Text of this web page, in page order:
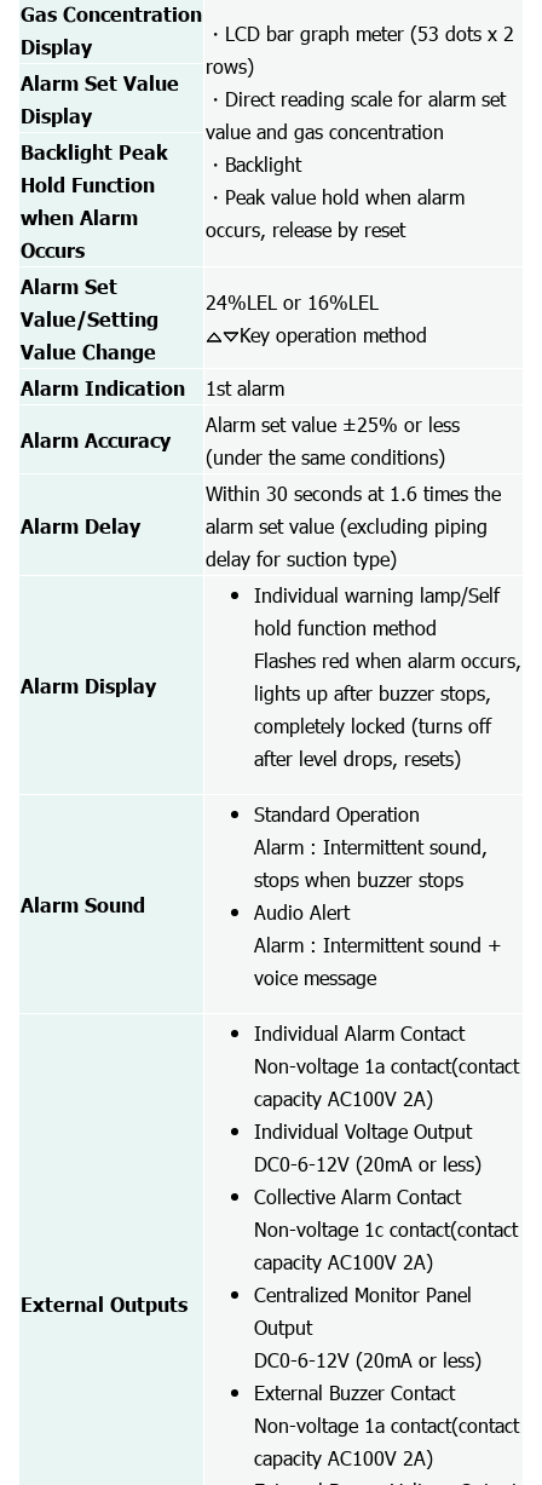
Gas Concentration
Display
・LCD bar graph meter (53 dots x 2
rows)
・Direct reading scale for alarm set
value and gas concentration
・Backlight
・Peak value hold when alarm
occurs, release by reset
Alarm Set Value
Display
Backlight Peak
Hold Function
when Alarm
Occurs
Alarm Set
Value/Setting
Value Change
24%LEL or 16%LEL
Key operation method
Alarm Indication 1st alarm
Alarm Accuracy
Alarm set value ±25% or less
(under the same conditions)
Alarm Delay
Within 30 seconds at 1.6 times the
alarm set value (excluding piping
delay for suction type)
Alarm Display
Individual warning lamp/Self
hold function method
Flashes red when alarm occurs,
lights up after buzzer stops,
completely locked (turns off
after level drops, resets)
Alarm Sound
Standard Operation
Alarm : Intermittent sound,
stops when buzzer stops
Audio Alert
Alarm : Intermittent sound +
voice message
External Outputs
Individual Alarm Contact
Non-voltage 1a contact(contact
capacity AC100V 2A)
Individual Voltage Output
DC0-6-12V (20mA or less)
Collective Alarm Contact
Non-voltage 1c contact(contact
capacity AC100V 2A)
Centralized Monitor Panel
Output
DC0-6-12V (20mA or less)
External Buzzer Contact
Non-voltage 1a contact(contact
capacity AC100V 2A)